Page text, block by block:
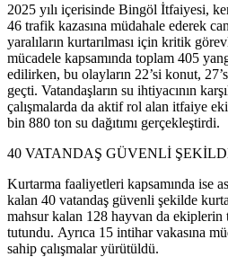
2025 yılı içerisinde Bingöl İtfaiyesi,
46 trafik kazasına müdahale ederek
yaralıların kurtarılması için kritik
mücadele kapsamında toplam 405
edilirken, bu olayların 22’si konut,
geçti. Vatandaşların su ihtiyacının
çalışmalarda da aktif rol alan itfaiye
bin 880 ton su dağıtımı gerçekleştirdi.
40 VATANDAŞ GÜVENLİ
Kurtarma faaliyetleri kapsamında ise
kalan 40 vatandaş güvenli şekilde
mahsur kalan 128 hayvan da ekiplerin
tutundu. Ayrıca 15 intihar vakasına
sahip çalışmalar yürütüldü.